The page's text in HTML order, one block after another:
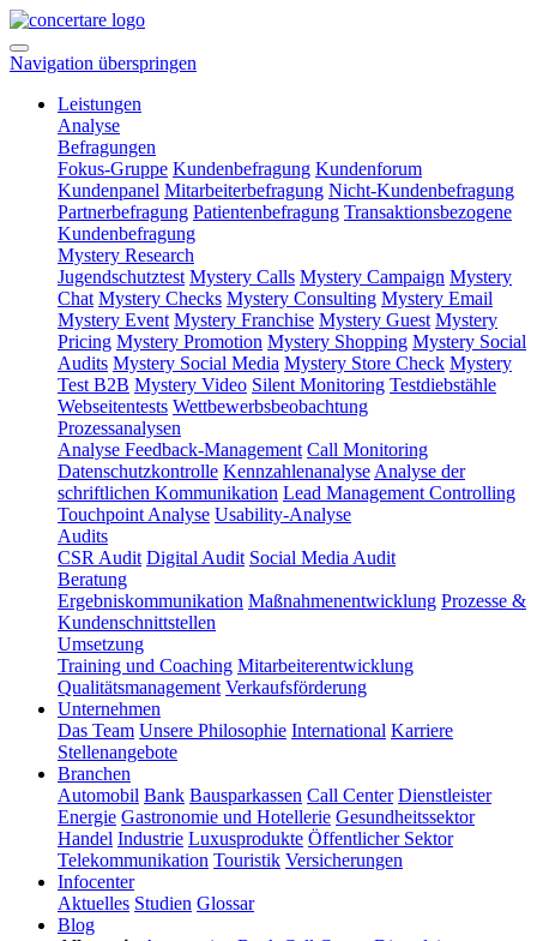
Navigation überspringen
Leistungen
Analyse
Befragungen
Fokus-Gruppe Kundenbefragung Kundenforum
Kundenpanel Mitarbeiterbefragung Nicht-Kundenbefragung
Partnerbefragung Patientenbefragung Transaktionsbezogene
Kundenbefragung
Mystery Research
Jugendschutztest Mystery Calls Mystery Campaign Mystery
Chat Mystery Checks Mystery Consulting Mystery Email
Mystery Event Mystery Franchise Mystery Guest Mystery
Pricing Mystery Promotion Mystery Shopping Mystery Social
Audits Mystery Social Media Mystery Store Check Mystery
Test B2B Mystery Video Silent Monitoring Testdiebstähle
Webseitentests Wettbewerbsbeobachtung
Prozessanalysen
Analyse Feedback-Management Call Monitoring
Datenschutzkontrolle Kennzahlenanalyse Analyse der
schriftlichen Kommunikation Lead Management Controlling
Touchpoint Analyse Usability-Analyse
Audits
CSR Audit Digital Audit Social Media Audit
Beratung
Ergebniskommunikation Maßnahmenentwicklung Prozesse &
Kundenschnittstellen
Umsetzung
Training und Coaching Mitarbeiterentwicklung
Qualitätsmanagement Verkaufsförderung
Unternehmen
Das Team Unsere Philosophie International Karriere
Stellenangebote
Branchen
Automobil Bank Bausparkassen Call Center Dienstleister
Energie Gastronomie und Hotellerie Gesundheitssektor
Handel Industrie Luxusprodukte Öffentlicher Sektor
Telekommunikation Touristik Versicherungen
Infocenter
Aktuelles Studien Glossar
Blog